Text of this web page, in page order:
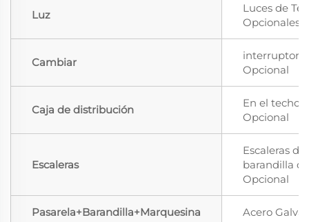
Luz
Luces de
Opcionales
Cambiar
interruptor
Opcional
Caja de distribución
En el techo,
Opcional
Escaleras
Escaleras
barandilla
Opcional
Pasarela+Barandilla+Marquesina Acero